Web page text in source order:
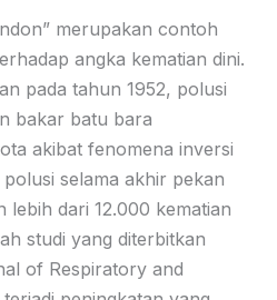
merupakan contoh
angka kematian dini.
pada tahun 1952, polusi
bakar batu bara
akibat fenomena inversi
selama akhir pekan
lebih dari 12.000 kematian
studi yang diterbitkan
of Respiratory and